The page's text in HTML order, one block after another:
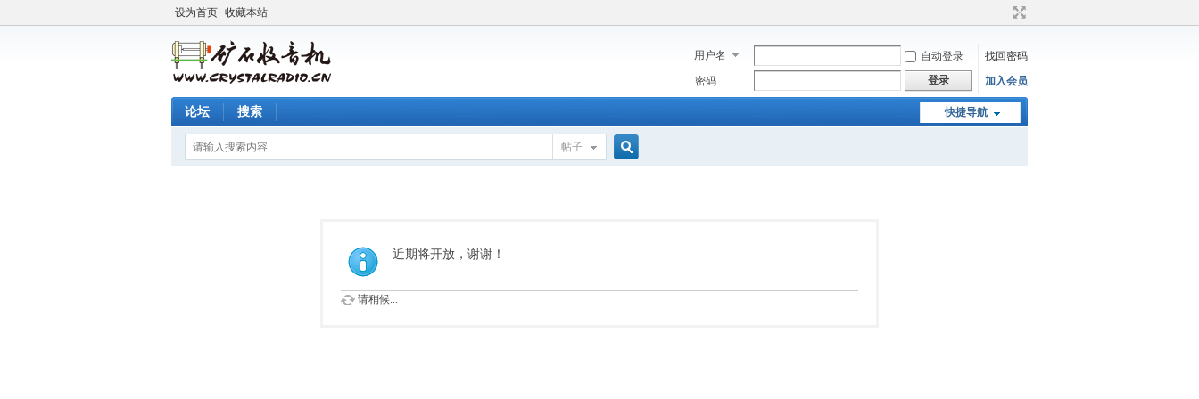
设为首页 收藏本站
用户名 自动登录
找回密码
密码
登录 加入会员
快捷导航
论坛 搜索
帖子
近期将开放，谢谢！
请稍候...